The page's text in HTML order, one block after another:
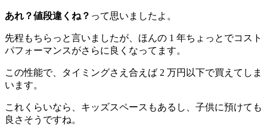
あれ？値段違くね？ って思いましたよ。
先程もちらっと言いましたが、ほんの 1 年ちょっとでコスト
パフォーマンスがさらに良くなってます。
この性能で、タイミングさえ合えば 2 万円以下で買えてしま
います。
これくらいなら、キッズスペースもあるし、子供に預けても
良さそうですね。